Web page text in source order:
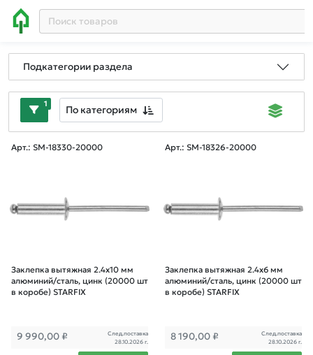
Подкатегории раздела
1 По категориям
Арт.: SM-18330-20000
Заклепка вытяжная 2.4х10 мм
алюминий/сталь, цинк (20000 шт
в коробе) STARFIX
9 990,00 ₽
След.поставка
28.10.2026 г.
Арт.: SM-18326-20000
Заклепка вытяжная 2.4х6 мм
алюминий/сталь, цинк (20000 шт
в коробе) STARFIX
8 190,00 ₽
След.поставка
28.10.2026 г.